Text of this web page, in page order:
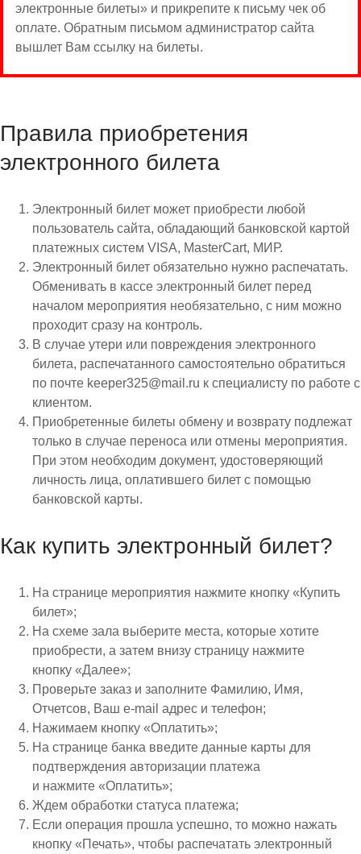
электронные билеты» и прикрепите к письму чек об
оплате. Обратным письмом администратор сайта
вышлет Вам ссылку на билеты.
Правила приобретения
электронного билета
Электронный билет может приобрести любой
пользователь сайта, обладающий банковской картой
платежных систем VISA, MasterCart, МИР.
Электронный билет обязательно нужно распечатать.
Обменивать в кассе электронный билет перед
началом мероприятия необязательно, с ним можно
проходит сразу на контроль.
В случае утери или повреждения электронного
билета, распечатанного самостоятельно обратиться
по почте keeper325@mail.ru к специалисту по работе с
клиентом.
Приобретенные билеты обмену и возврату подлежат
только в случае переноса или отмены мероприятия.
При этом необходим документ, удостоверяющий
личность лица, оплатившего билет с помощью
банковской карты.
Как купить электронный билет?
На странице мероприятия нажмите кнопку «Купить
билет»;
На схеме зала выберите места, которые хотите
приобрести, а затем внизу страницу нажмите
кнопку «Далее»;
Проверьте заказ и заполните Фамилию, Имя,
Отчетсов, Ваш e-mail адрес и телефон;
Нажимаем кнопку «Оплатить»;
На странице банка введите данные карты для
подтверждения авторизации платежа
и нажмите «Оплатить»;
Ждем обработки статуса платежа;
Если операция прошла успешно, то можно нажать
кнопку «Печать», чтобы распечатать электронный